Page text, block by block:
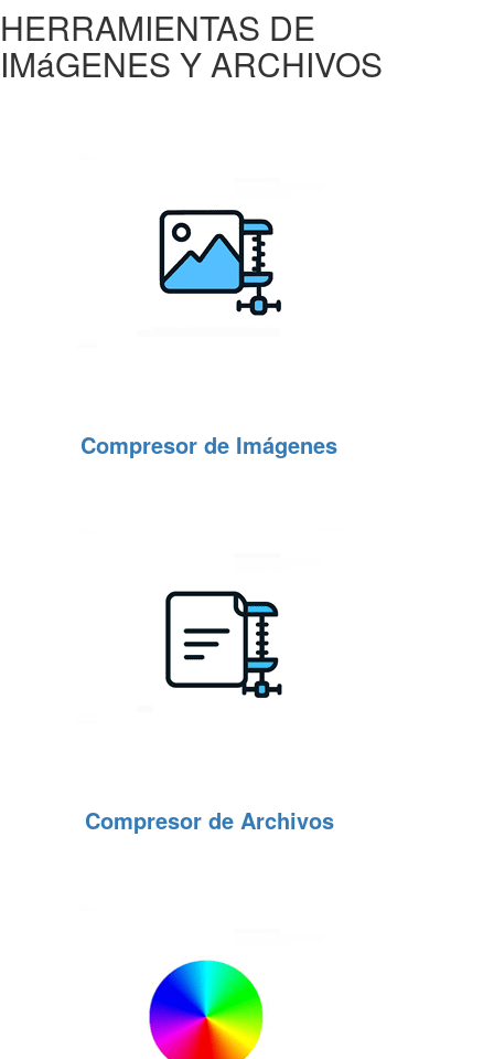
HERRAMIENTAS DE
IMáGENES Y ARCHIVOS
Compresor de Imágenes
Compresor de Archivos